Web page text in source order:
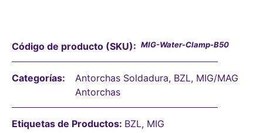
Código de producto (SKU): MIG-Water-Clamp-B50
Categorías: Antorchas Soldadura, BZL, MIG/MAG
Antorchas
Etiquetas de Productos: BZL, MIG